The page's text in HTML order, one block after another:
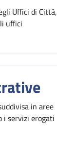
Uffici di Città,
uffici
in aree
i servizi erogati